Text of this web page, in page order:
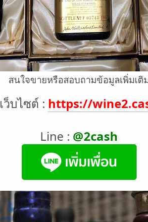
สนใจขายหรือสอบถามข้อมูลเพิ่มเติ
เว็บไซต์ : https://
Line : @2cash